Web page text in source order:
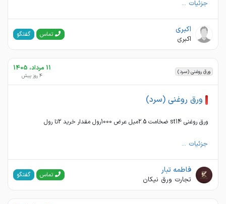
جزئیات ...
اکبری
اکبری تماس گفتگو
ورق روغنی (سرد) 11 مرداد، 1405
4 روز پیش
ورق روغنی (سرد)
ورق روغنی st14 ضخامت 2.5میل عرض 1000رول مقدار خرید 2تا رول
جزئیات ...
فاطمه تبار
تجارت ورق نیکان تماس گفتگو